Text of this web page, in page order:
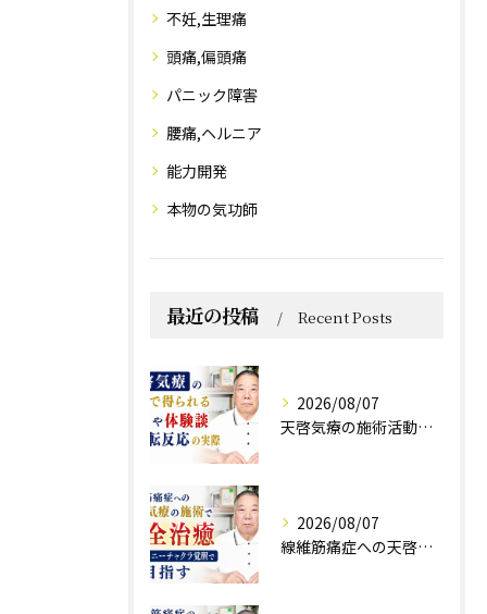
不妊,生理痛
頭痛,偏頭痛
パニック障害
腰痛,ヘルニア
能力開発
本物の気功師
最近の投稿 Recent Posts
2026/08/07
天啓気療の施術活動で得られる効果や体験談と好転反応の実際
2026/08/07
線維筋痛症への天啓気療の施術で完全治癒クンダリニーチャクラ覚醒で目指す